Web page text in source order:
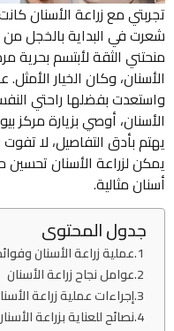
تجربتي مع زراعة الأسنان
شعرت في البداية بالخجل من
منحتني الثقة لأبتسم بحرية
الأسنان، وكان الخيار
واستعدت بفضلها راحتي
الأسنان، أوصي بزيارة مركز
يهتم بأدق التفاصيل، لا
يمكن لزراعة الأسنان تحسين
أسنان مثالية.
جدول المحتوى
عملية زراعة الأسنان
عوامل نجاح زراعة الأسنان
إجراءات عملية زراعة
نصائح للعناية بزراعة